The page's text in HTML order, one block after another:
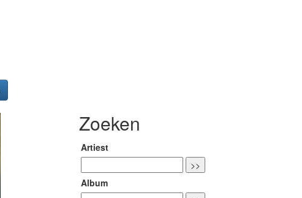
Zoeken
Artiest
Album